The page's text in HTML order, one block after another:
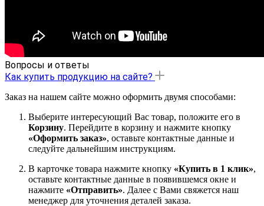
Вопросы и ответы
Как купить продукцию на сайте?
Заказ на нашем сайте можно оформить двумя способами:
Выберите интересующий Вас товар, положите его в
Корзину. Перейдите в корзину и нажмите кнопку
«Оформить заказ», оставьте контактные данные и
следуйте дальнейшим инструкциям.
В карточке товара нажмите кнопку «Купить в 1 клик»,
оставьте контактные данные в появившемся окне и
нажмите «Отправить». Далее с Вами свяжется наш
менеджер для уточнения деталей заказа.